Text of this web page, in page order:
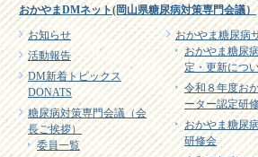
おかやまDMネット(岡山県糖尿病対策専門会議）
お知らせ
活動報告
DM新着トピックス
DONATS
糖尿病対策専門会議（会
長ご挨拶）
委員一覧
おかやま糖尿病
おかやま糖尿
定・更新につ
令和８年度お
ーター認定研
おかやま糖尿
研修会